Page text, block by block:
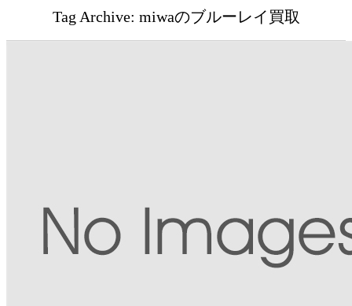
Tag Archive: miwaのブルーレイ買取